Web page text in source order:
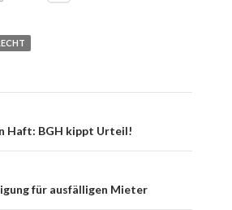
Haft: BGH kippt Urteil!
für ausfälligen Mieter